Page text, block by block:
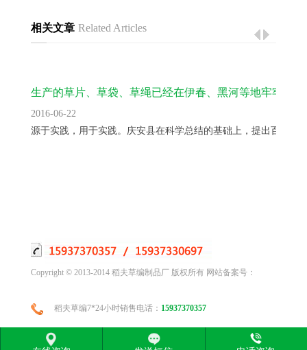
相关文章 Related Articles
生产的草片、草袋、草绳已经在伊春、黑河等地牢牢
2016-06-22
源于实践，用于实践。庆安县在科学总结的基础上，提出百招十...
Copyright © 2013-2014 稻夫草编制品厂 版权所有 网站备案号：
稻夫草编7*24小时销售电话： 15937370357